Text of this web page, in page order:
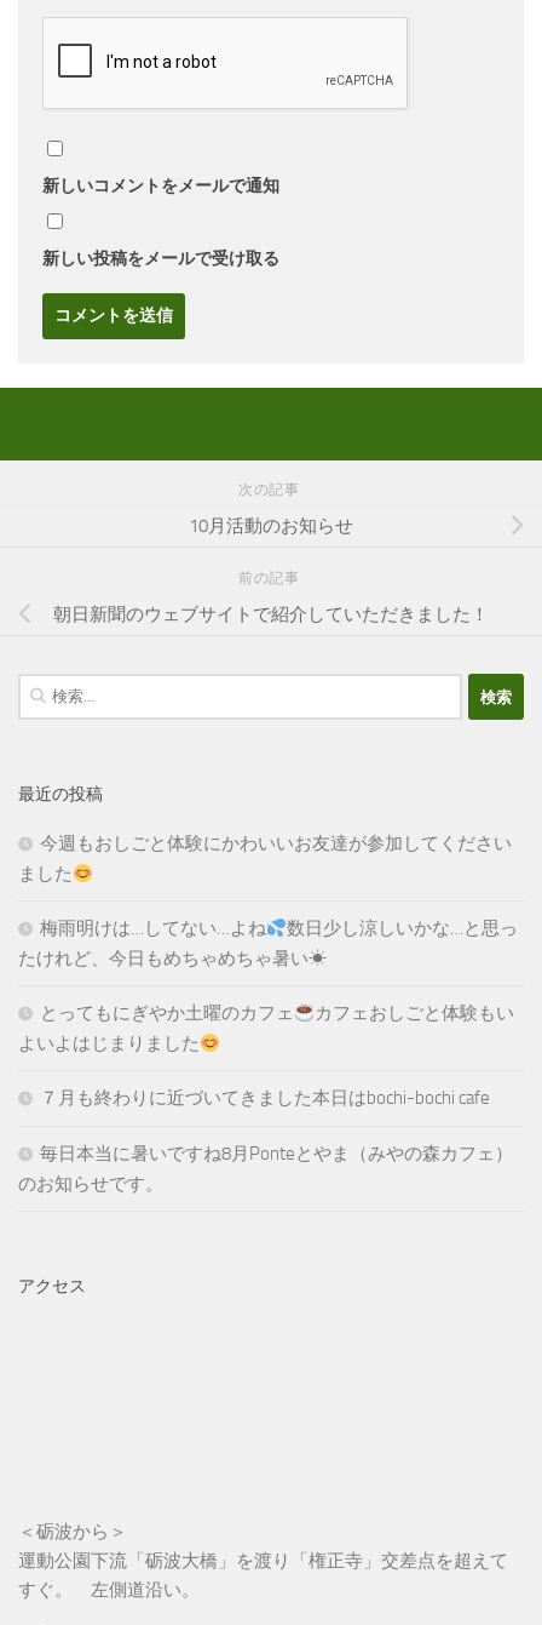
新しいコメントをメールで通知
新しい投稿をメールで受け取る
次の記事
10月活動のお知らせ
前の記事
朝日新聞のウェブサイトで紹介していただきました！
検
索:
最近の投稿
今週もおしごと体験にかわいいお友達が参加してください
ました
梅雨明けは…してない…よね
数日少し涼しいかな…と思っ
たけれど、今日もめちゃめちゃ暑い☀
とってもにぎやか土曜のカフェ
カフェおしごと体験もい
よいよはじまりました
７月も終わりに近づいてきました本日はbochi-bochi cafe
毎日本当に暑いですね8月Ponteとやま（みやの森カフェ）
のお知らせです。
アクセス
＜砺波から＞
運動公園下流「砺波大橋」を渡り「権正寺」交差点を超えて
すぐ。 左側道沿い。